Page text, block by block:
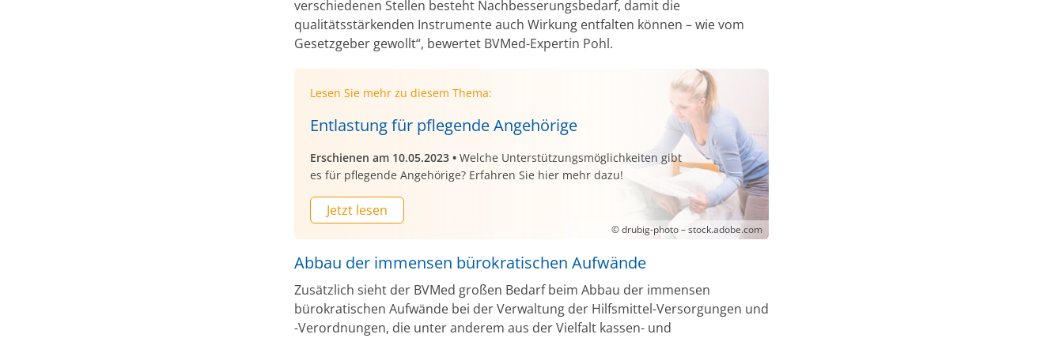
verschiedenen Stellen besteht Nachbesserungsbedarf, damit die
qualitätsstärkenden Instrumente auch Wirkung entfalten können – wie vom
Gesetzgeber gewollt“, bewertet BVMed-Expertin Pohl.
Lesen Sie mehr zu diesem Thema:
Entlastung für pflegende Angehörige
Erschienen am 10.05.2023 • Welche Unterstützungsmöglichkeiten gibt
es für pflegende Angehörige? Erfahren Sie hier mehr dazu!
Jetzt lesen
© drubig-photo – stock.adobe.com
Abbau der immensen bürokratischen Aufwände
Zusätzlich sieht der BVMed großen Bedarf beim Abbau der immensen
bürokratischen Aufwände bei der Verwaltung der Hilfsmittel-Versorgungen und
-Verordnungen, die unter anderem aus der Vielfalt kassen- und